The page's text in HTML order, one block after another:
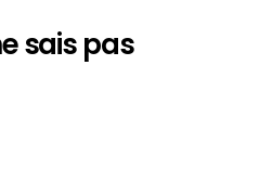
sais pas